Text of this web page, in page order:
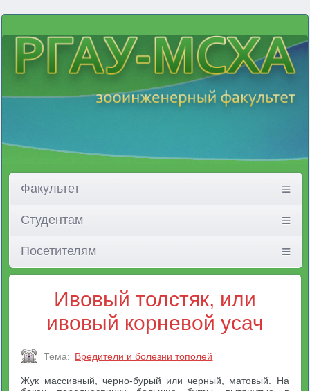
Факультет
Студентам
Посетителям
Ивовый толстяк, или
ивовый корневой усач
Тема: Вредители и болезни тополей
Жук массивный, черно-бурый или черный, матовый. На